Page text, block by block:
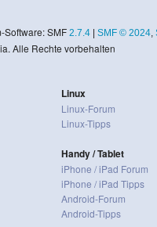
Software: SMF 2.7.4| SMF © 2024,
Alle Rechte vorbehalten
Linux
Linux-Forum
Linux-Tipps
Handy / Tablet
iPhone / iPad Forum
iPhone / iPad Tipps
Android-Forum
Android-Tipps